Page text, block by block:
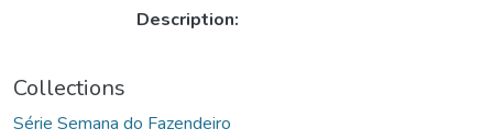
Description:
Collections
Série Semana do Fazendeiro